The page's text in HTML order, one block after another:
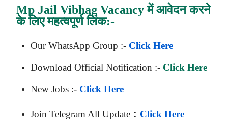
Mp Jail Vibhag Vacancyमें आवेदन करने
के लिए महत्वपूर्ण लिंक:-
Our WhatsApp Group :- Click Here
Download Official Notification :- Click Here
New Jobs :- Click Here
Join Telegram All Update : Click Here